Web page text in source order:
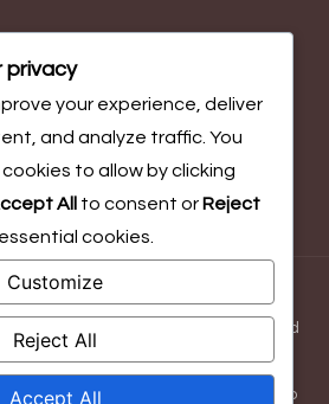
Género en los Festivales de
Participación Femenina,
Powered
Tu privacidad Cookies y seguimiento
privacy
your experience, deliver
and analyze traffic. You
to allow by clicking
All to consent or Reject
cookies.
Customize
Reject All
Accept All